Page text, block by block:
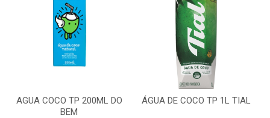
AGUA COCO TP 200ML DO
BEM
ÁGUA DE COCO TP 1L TIAL